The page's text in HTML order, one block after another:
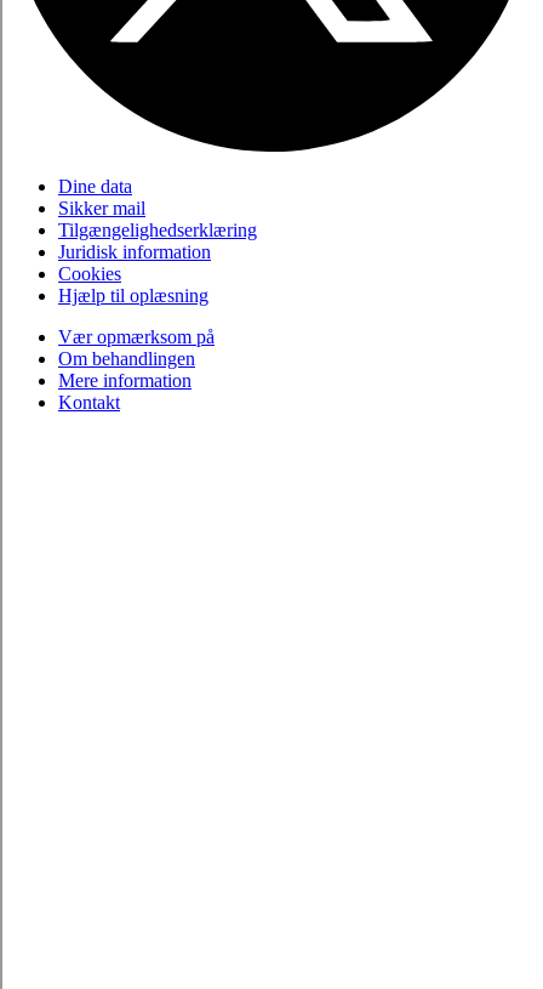
Dine data
Sikker mail
Tilgængelighedserklæring
Juridisk information
Cookies
Hjælp til oplæsning
Vær opmærksom på
Om behandlingen
Mere information
Kontakt